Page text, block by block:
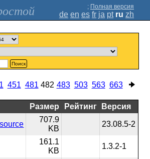
; Полная версия
de en es fr ja pt ru zh
Поиск
451 481 482 483 503 563 663
Размер Рейтинг Версия
707.9
KB
23.08.5-2
161.1
KB
1.3.2-1